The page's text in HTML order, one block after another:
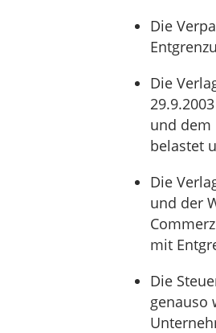
Die
Die
und dem
belastet
Die
und der
mit
Die
genauso